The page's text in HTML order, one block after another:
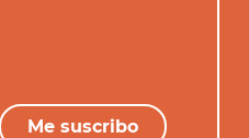
Me suscribo